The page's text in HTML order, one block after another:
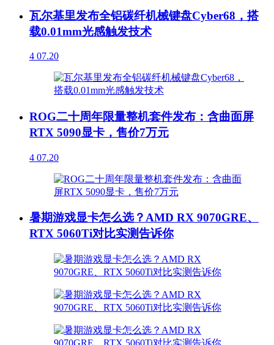
瓦尔基里发布全铝碳纤机械键盘Cyber68，搭
载0.01mm光感触发技术
4 07.20
ROG二十周年限量整机套件发布：含曲面屏
RTX 5090显卡，售价7万元
4 07.20
暑期游戏显卡怎么选？AMD RX 9070GRE、
RTX 5060Ti对比实测告诉你